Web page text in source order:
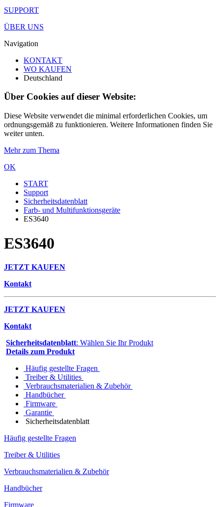
SUPPORT
ÜBER UNS
Navigation
KONTAKT
WO KAUFEN
Deutschland
Über Cookies auf dieser Website:
Diese Website verwendet die minimal erforderlichen Cookies, um
ordnungsgemäß zu funktionieren. Weitere Informationen finden Sie
weiter unten.
Mehr zum Thema
OK
START
Support
Sicherheitsdatenblatt
Farb- und Multifunktionsgeräte
ES3640
ES3640
JETZT KAUFEN
Kontakt
JETZT KAUFEN
Kontakt
Sicherheitsdatenblatt: Wählen Sie Ihr Produkt
Details zum Produkt
Häufig gestellte Fragen
Treiber & Utilities
Verbrauchsmaterialien & Zubehör
Handbücher
Firmware
Garantie
Sicherheitsdatenblatt
Häufig gestellte Fragen
Treiber & Utilities
Verbrauchsmaterialien & Zubehör
Handbücher
Firmware